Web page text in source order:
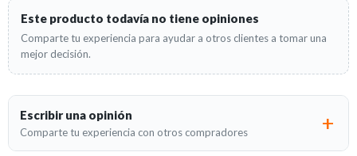
Este producto todavía no tiene opiniones
Comparte tu experiencia para ayudar a otros clientes a tomar una
mejor decisión.
Escribir una opinión
Comparte tu experiencia con otros compradores